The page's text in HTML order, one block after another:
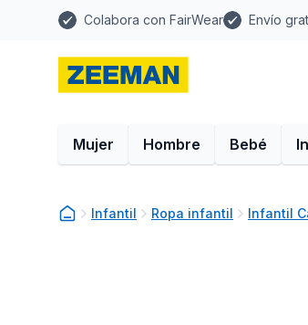
Colabora con FairWear Envío
Mujer Hombre Bebé
Infantil Ropa infantil Infantil